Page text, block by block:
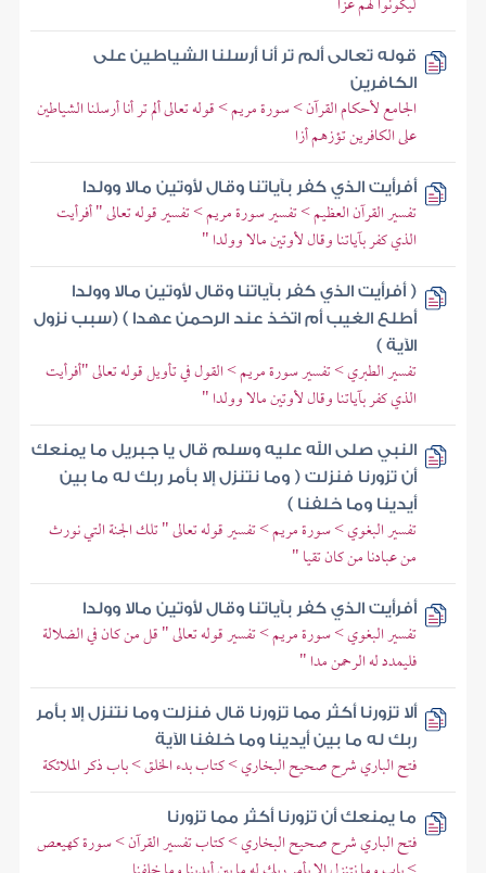
قوله تعالى ألم تر أنا أرسلنا الشياطين على
الكافرين
الجامع لأحكام القرآن > سورة مريم > قوله تعالى ألم تر أنا أرسلنا الشياطين
على الكافرين تؤزهم أزا
أفرأيت الذي كفر بآياتنا وقال لأوتين مالا وولدا
تفسير القرآن العظيم > تفسير سورة مريم > تفسير قوله تعالى " أفرأيت
الذي كفر بآياتنا وقال لأوتين مالا وولدا "
( أفرأيت الذي كفر بآياتنا وقال لأوتين مالا وولدا
أطلع الغيب أم اتخذ عند الرحمن عهدا ) (سبب نزول
الآية )
تفسير الطبري > تفسير سورة مريم > القول في تأويل قوله تعالى "أفرأيت
الذي كفر بآياتنا وقال لأوتين مالا وولدا "
النبي صلى الله عليه وسلم قال يا جبريل ما يمنعك
أن تزورنا فنزلت ( وما نتنزل إلا بأمر ربك له ما بين
أيدينا وما خلفنا )
تفسير البغوي > سورة مريم > تفسير قوله تعالى " تلك الجنة التي نورث
من عبادنا من كان تقيا "
أفرأيت الذي كفر بآياتنا وقال لأوتين مالا وولدا
تفسير البغوي > سورة مريم > تفسير قوله تعالى " قل من كان في الضلالة
فليمدد له الرحمن مدا "
ألا تزورنا أكثر مما تزورنا قال فنزلت وما نتنزل إلا بأمر
ربك له ما بين أيدينا وما خلفنا الآية
فتح الباري شرح صحيح البخاري > كتاب بدء الخلق > باب ذكر الملائكة
ما يمنعك أن تزورنا أكثر مما تزورنا
فتح الباري شرح صحيح البخاري > كتاب تفسير القرآن > سورة كهيعص